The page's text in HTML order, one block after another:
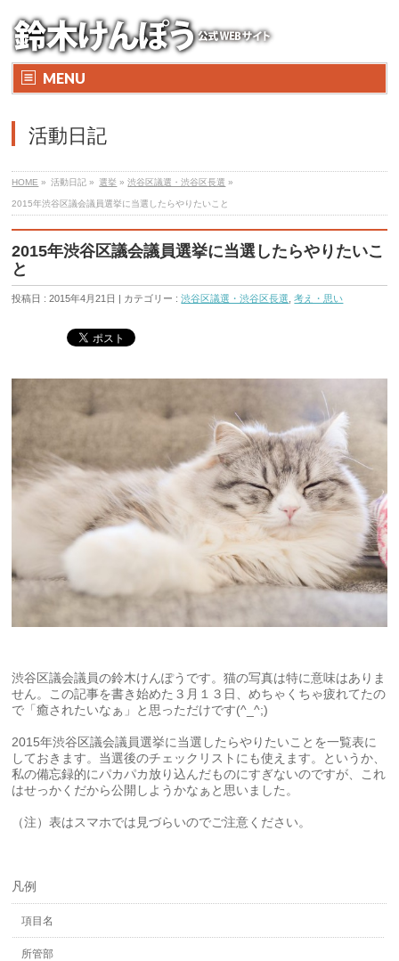
MENU
活動日記
HOME » 活動日記 » 選挙 »渋谷区議選・渋谷区長選 »
2015年渋谷区議会議員選挙に当選したらやりたいこと
2015年渋谷区議会議員選挙に当選したらやりたいこ
と
投稿日 : 2015年4月21日 | カテゴリー :渋谷区議選・渋谷区長選 ,考え・思い
渋谷区議会議員の鈴木けんぽうです。猫の写真は特に意味はありま
せん。この記事を書き始めた３月１３日、めちゃくちゃ疲れてたの
で「癒されたいなぁ」と思っただけです(^_^;)
2015年渋谷区議会議員選挙に当選したらやりたいことを一覧表に
しておきます。当選後のチェックリストにも使えます。というか、
私の備忘録的にパカパカ放り込んだものにすぎないのですが、これ
はせっかくだから公開しようかなぁと思いました。
（注）表はスマホでは見づらいのでご注意ください。
凡例
項目名
所管部